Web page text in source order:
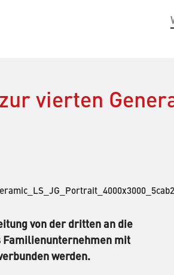
vierten
von der dritten an die
Familienunternehmen mit
werden.